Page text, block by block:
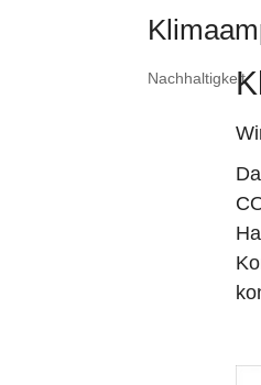
Nachhaltigkeit